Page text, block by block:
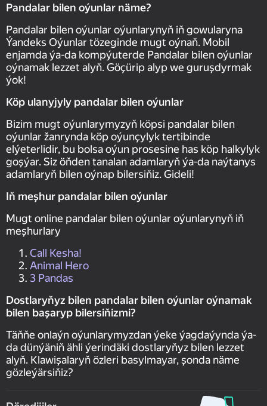
Pandalar bilen oýunlar näme?
Pandalar bilen oýunlar oýunlarynyň iň gowularyna
Ýandeks Oýunlar tözeginde mugt oýnaň. Mobil
enjamda ýa-da kompýuterde Pandalar bilen oýunlar
oýnamak lezzet alyň. Göçürip alyp we guruşdyrmak
ýok!
Köp ulanyjyly pandalar bilen oýunlar
Bizim mugt oýunlarymyzyň köpsi pandalar bilen
oýunlar žanrynda köp oýunçylyk tertibinde
elýeterlidir, bu bolsa oýun prosesine has köp halkylyk
goşýar. Siz öňden tanalan adamlaryň ýa-da naýtanys
adamlaryň bilen oýnap bilersiňiz. Gideli!
Iň meşhur pandalar bilen oýunlar
Mugt online pandalar bilen oýunlar oýunlarynyň iň
meşhurlary
Call Kesha!
Animal Hero
3 Pandas
Dostlaryňyz bilen pandalar bilen oýunlar oýnamak
bilen başaryp bilersiňizmi?
Täňňe onlaýn oýunlarymyzdan ýeke ýagdaýynda ýa-
da dünýäniň ähli ýerindäki dostlaryňyz bilen lezzet
alyň. Klawişalaryň özleri basylmayar, şonda näme
gözleýärsiňiz?